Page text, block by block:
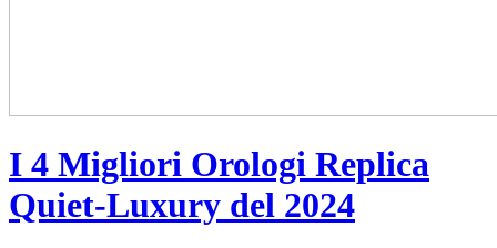
I 4 Migliori Orologi Replica
Quiet-Luxury del 2024